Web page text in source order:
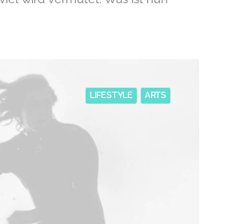
LIFESTYLE ARTS